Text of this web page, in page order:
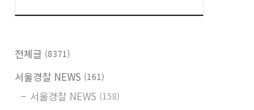
전체글 (8371)
서울경찰 NEWS (161)
서울경찰 NEWS (158)